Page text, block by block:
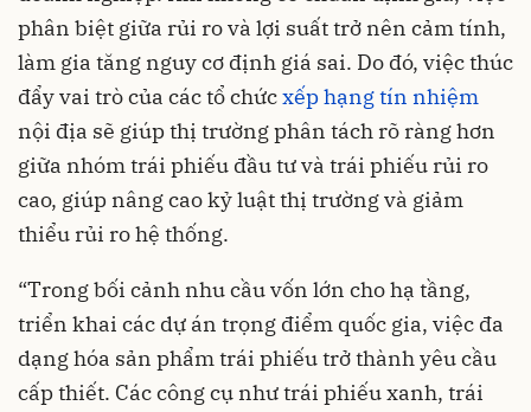
phân biệt giữa rủi ro và lợi suất trở nên cảm tính,
làm gia tăng nguy cơ định giá sai. Do đó, việc thúc
đẩy vai trò của các tổ chứcxếp hạng tín nhiệm
nội địa sẽ giúp thị trường phân tách rõ ràng hơn
giữa nhóm trái phiếu đầu tư và trái phiếu rủi ro
cao, giúp nâng cao kỷ luật thị trường và giảm
thiểu rủi ro hệ thống.
“Trong bối cảnh nhu cầu vốn lớn cho hạ tầng,
triển khai các dự án trọng điểm quốc gia, việc đa
dạng hóa sản phẩm trái phiếu trở thành yêu cầu
cấp thiết. Các công cụ như trái phiếu xanh, trái